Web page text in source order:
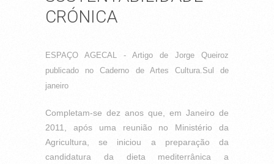
CRÓNICA
ESPAÇO AGECAL - Artigo de Jorge Queiroz
publicado no Caderno de Artes Cultura.Sul de
janeiro
Completam-se dez anos que, em Janeiro de
2011, após uma reunião no Ministério da
Agricultura, se iniciou a preparação da
candidatura da dieta mediterrânica a